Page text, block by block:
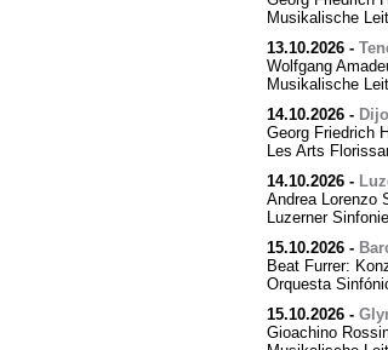
Musikalische
13.10.2026-
Wolfgang
Musikalische
14.10.2026-
Georg Friedrich
Les Arts
14.10.2026-
Andrea Lorenzo
Luzerner
15.10.2026-
Beat Furrer:
Orquesta
15.10.2026-
Gioachino